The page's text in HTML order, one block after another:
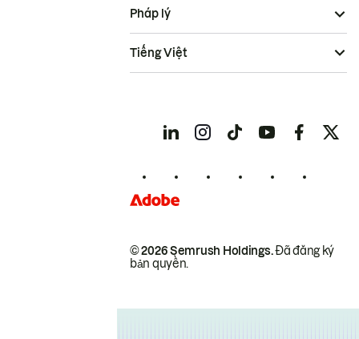
© 2026 Semrush Holdings.Đã đăng ký
bản quyền.
Pháp lý
Tiếng Việt